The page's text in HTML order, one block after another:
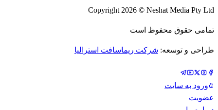
Copyright 2026 © Neshat Media Pty Ltd
تمامی حقوق محفوظ است
طراحی و توسعه: شرکت ریماسافت استرالیا
ورود به سایت
عضویت